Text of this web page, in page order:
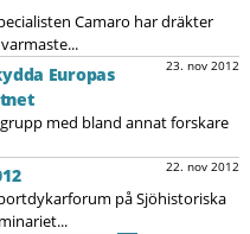
Camaro har dräkter
23. nov 2012
Europas
med bland annat forskare
22. nov 2012
på Sjöhistoriska